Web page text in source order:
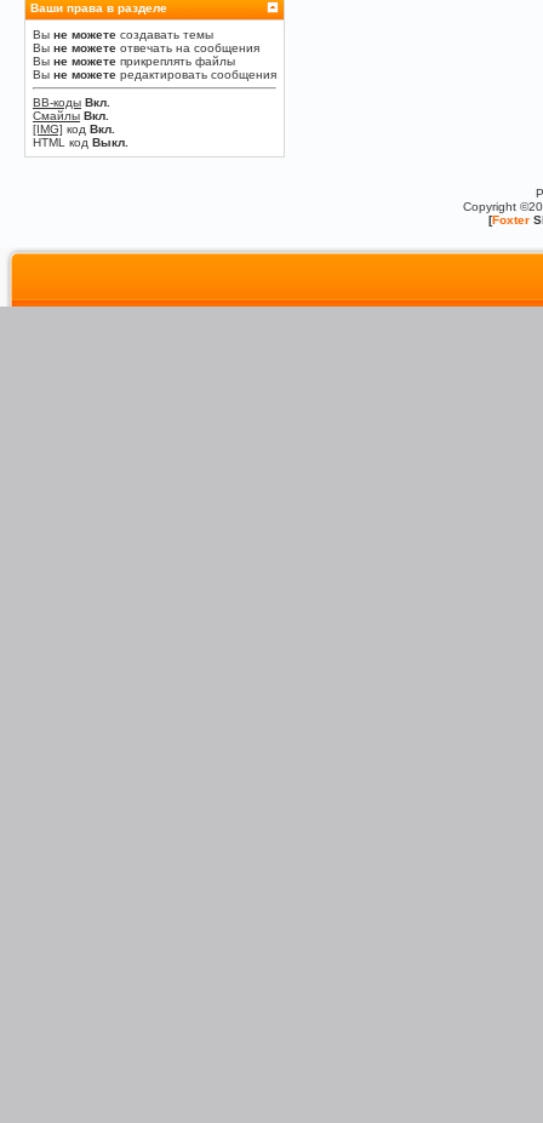
Ваши права в разделе
Вы не можете создавать темы
Вы не можете отвечать на сообщения
Вы не можете прикреплять файлы
Вы не можете редактировать сообщения
BB-коды Вкл.
Смайлы Вкл.
[IMG] код Вкл.
HTML код Выкл.
Copyright
[Foxter